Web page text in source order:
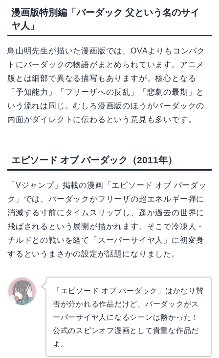
漫画版特別編「バーダック 父という名のサイ
ヤ人」
鳥山明先生が描いた漫画版では、OVAよりもコンパク
トにバーダックの物語がまとめられています。アニメ
版とは細部で異なる描写もありますが、核心となる
「予知能力」「フリーザへの反乱」「悲劇の最期」と
いう流れは同じ。むしろ漫画版のほうがバーダックの
内面がダイレクトに伝わるという意見も多いです。
エピソード オブ バーダック（2011年）
「Vジャンプ」掲載の漫画「エピソード オブ バーダッ
ク」では、バーダックがフリーザの超エネルギー弾に
消滅する寸前にタイムスリップし、遥か過去の世界に
飛ばされるという展開が描かれます。そこで冷凍人・
チルドとの戦いを経て「スーパーサイヤ人」に初変身
するというまさかの設定が話題になりました。
「エピソード オブ バーダック」はかなり賛
否が分かれる作品だけど、バーダックがス
ーパーサイヤ人になるシーンは熱かった！
公式のスピンオフ漫画として貴重な作品だ
よ。